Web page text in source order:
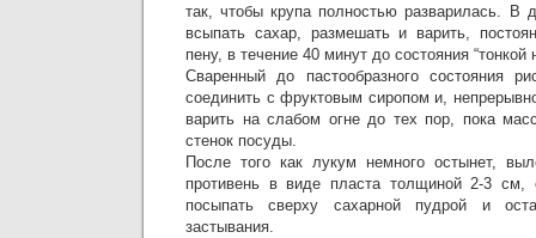
так, чтобы крупа полностью разварилась. В
всыпать сахар, размешать и варить,
пену, в течение 40 минут до состояния “тонкой
Сваренный до пастообразного состояния
соединить с фруктовым сиропом и,
варить на слабом огне до тех пор, пока
стенок посуды.
После того как лукум немного остынет,
противень в виде пласта толщиной 2-3 см,
посыпать сверху сахарной пудрой и
застывания.